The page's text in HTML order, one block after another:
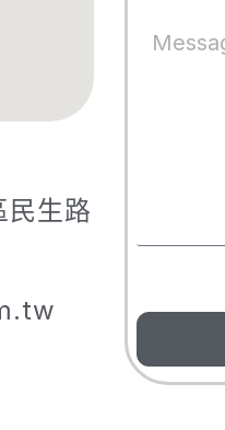
生路